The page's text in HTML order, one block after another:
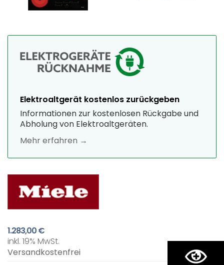
Elektroaltgerät kostenlos zurückgeben
Informationen zur kostenlosen Rückgabe und
Abholung von Elektroaltgeräten.
Mehr erfahren →
1.283,00 €
inkl. 19% MwSt.
Versandkostenfrei